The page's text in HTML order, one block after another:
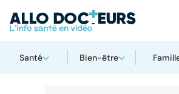
Santé Bien-être